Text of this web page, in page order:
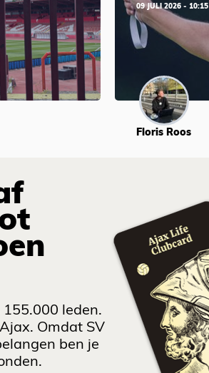
09 JULI 2026 - 10:15
Floris Roos
leden.
Omdat SV
ben je